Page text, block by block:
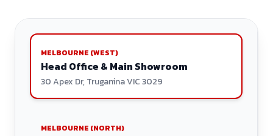
MELBOURNE (WEST)
Head Office & Main Showroom
30 Apex Dr, Truganina VIC 3029
MELBOURNE (NORTH)